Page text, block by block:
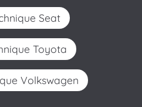
Seat
Toyota
Volkswagen